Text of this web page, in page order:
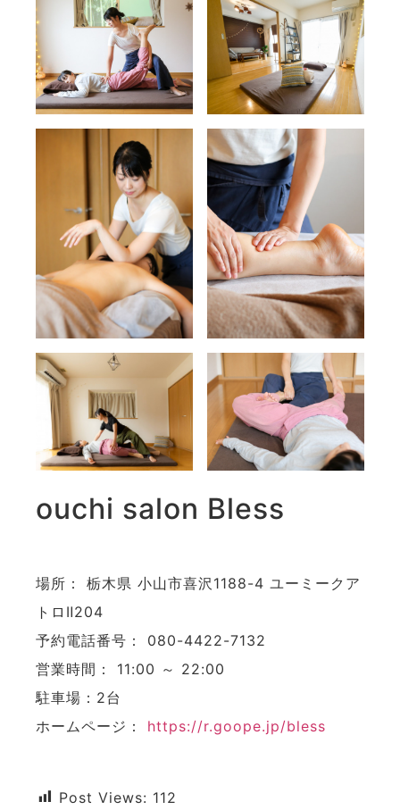
ouchi salon Bless
場所： 栃木県 小山市喜沢1188-4 ユーミークア
トロⅡ204
予約電話番号： 080-4422-7132
営業時間： 11:00 ～ 22:00
駐車場：2台
ホームページ： https://r.goope.jp/bless
Post Views: 112